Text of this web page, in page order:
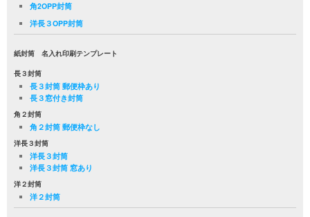
角2OPP封筒
洋長３OPP封筒
紙封筒 名入れ印刷テンプレート
長３封筒
長３封筒 郵便枠あり
長３窓付き封筒
角２封筒
角２封筒 郵便枠なし
洋長３封筒
洋長３封筒
洋長３封筒 窓あり
洋２封筒
洋２封筒